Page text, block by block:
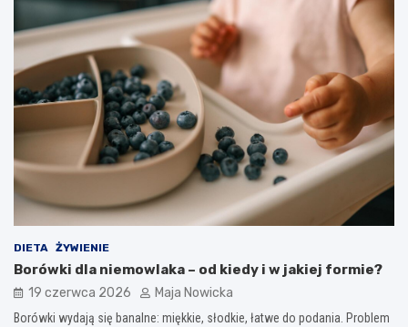
DIETA ŻYWIENIE
Borówki dla niemowlaka – od kiedy i w jakiej formie?
19 czerwca 2026 Maja Nowicka
Borówki wydają się banalne: miękkie, słodkie, łatwe do podania. Problem